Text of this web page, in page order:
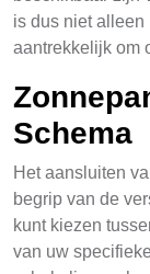
is dus niet
aantrekkelijk om
Schema
Het aansluiten
begrip van de
kunt kiezen
van uw